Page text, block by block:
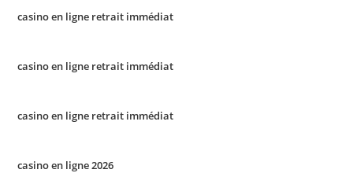
casino en ligne retrait immédiat
casino en ligne retrait immédiat
casino en ligne retrait immédiat
casino en ligne 2026